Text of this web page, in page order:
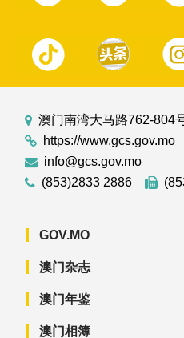
澳门南湾大马路762-804
https://www.gcs.gov.mo
info@gcs.gov.mo
(853)2833 2886
GOV.MO
澳门杂志
澳门年鉴
澳门相簿